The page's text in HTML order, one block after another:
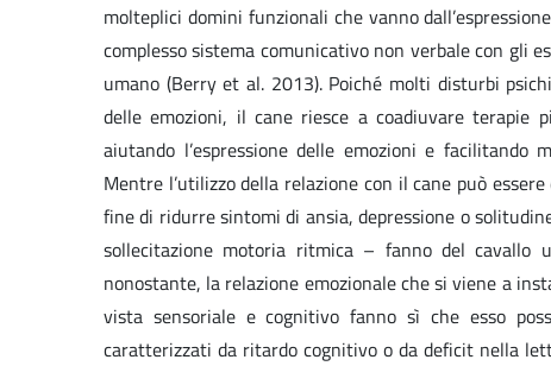
molteplici domini funzionali che vanno
complesso sistema comunicativo non verbale con gli
umano (Berry et al. 2013). Poiché molti disturbi
delle emozioni, il cane riesce a coadiuvare
aiutando l’espressione delle emozioni e facilitando
Mentre l’utilizzo della relazione con il cane può
fine di ridurre sintomi di ansia, depressione o
sollecitazione motoria ritmica – fanno del
nonostante, la relazione emozionale che si viene a
vista sensoriale e cognitivo fanno sì che esso
caratterizzati da ritardo cognitivo o da deficit nella